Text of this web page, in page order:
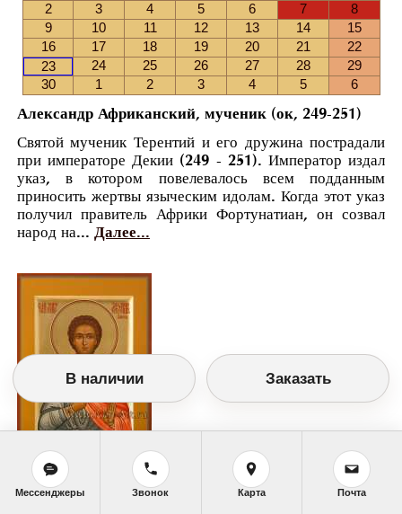
2
3 4 5 6 7
8
9
10 11 12 13 14
15
16
17 18 19 20 21
22
23
24 25 26 27 28
29
30
1 2 3 4 5 6
Александр Африканский, мученик (ок, 249-251)
Святой мученик Терентий и его дружина пострадали
при императоре Декии (249 - 251). Император издал
указ, в котором повелевалось всем подданным
приносить жертвы языческим идолам. Когда этот указ
получил правитель Африки Фортунатиан, он созвал
народ на... Далее...
Православный календарь
<<Понедельник, 23 Апреля (10 Апреля по
В наличии Заказать
Мессенджеры Звонок Карта Почта